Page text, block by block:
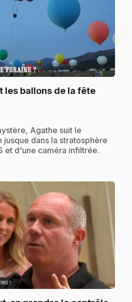
les ballons de la fête
Agathe suit le
jusque dans la stratosphère
et d'une caméra infiltrée.